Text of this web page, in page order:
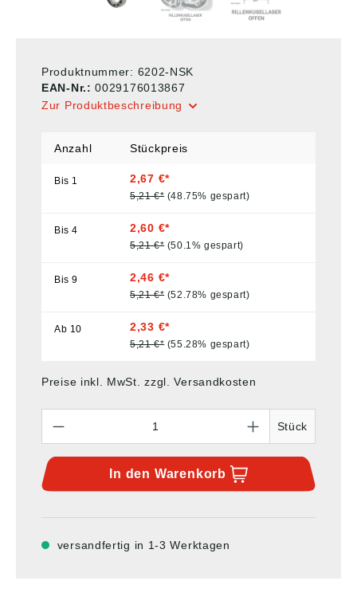
Produktnummer: 6202-NSK
EAN-Nr.:0029176013867
Zur Produktbeschreibung
Anzahl Stückpreis
Bis 1 2,67 €*
5,21 €* (48.75% gespart)
Bis4 2,60 €*
5,21 €* (50.1% gespart)
Bis9 2,46 €*
5,21 €* (52.78% gespart)
Ab 10 2,33 €*
5,21 €* (55.28% gespart)
Preise inkl. MwSt. zzgl. Versandkosten
Stück
In den Warenkorb
versandfertig in 1-3 Werktagen